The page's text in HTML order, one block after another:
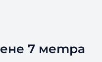
7 метра